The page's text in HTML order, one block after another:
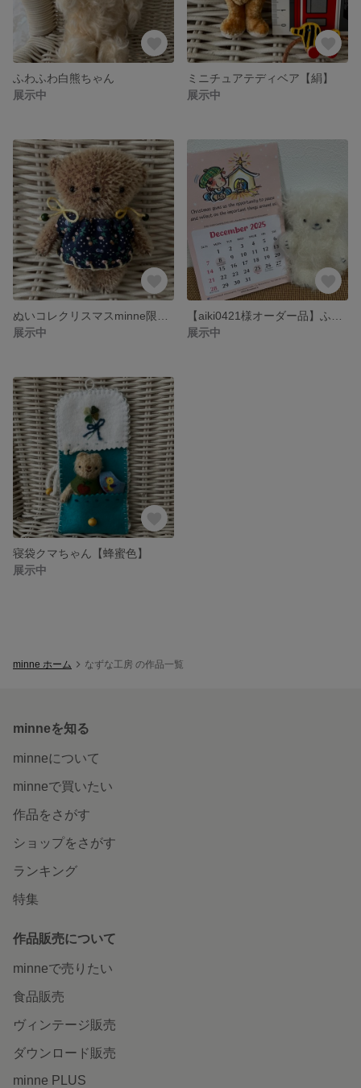
ふわふわ白熊ちゃん
展示中
ミニチュアテディベア【絹】
展示中
展示中
展示中
寝袋クマちゃん【蜂蜜色】
展示中
minne ホーム なずな工房 の作品一覧
minneを知る
minneについて
minneで買いたい
作品をさがす
ショップをさがす
ランキング
特集
作品販売について
minneで売りたい
食品販売
ヴィンテージ販売
ダウンロード販売
minne PLUS